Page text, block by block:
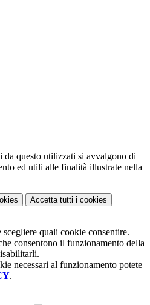
da questo utilizzati si avvalgono di
ed utili alle finalità illustrate nella
Accetta tutti i cookies
scegliere quali cookie consentire.
consentono il funzionamento della
necessari al funzionamento potete
.